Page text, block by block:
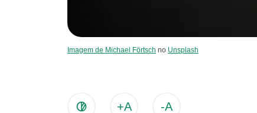
Imagem de Michael Förtsch no Unsplash
+A -A